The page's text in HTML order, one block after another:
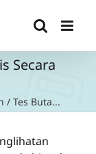
Secara
/ Tes Buta...